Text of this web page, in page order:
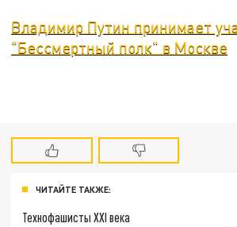
Владимир Путин принимает
"Бессмертный полк" в Москве
ЧИТАЙТЕ ТАКЖЕ:
Технофашисты XXI века